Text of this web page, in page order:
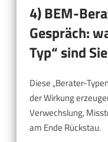
4) BEM-
Gespräch:
Typ“ sind
Diese „Berater-
der Wirkung
Verwechslung,
am Ende Rückstau.